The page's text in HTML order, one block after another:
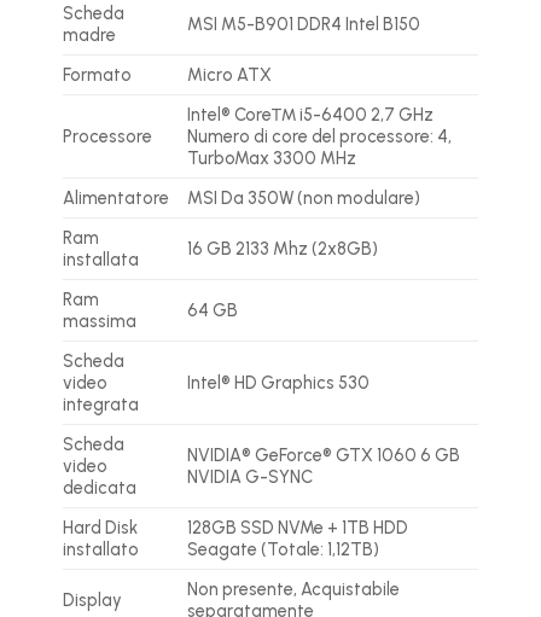
Scheda
madre
MSI M5-B901 DDR4 Intel B150
Formato Micro ATX
Processore
Intel® Core™ i5-6400 2,7 GHz
Numero di core del processore: 4,
TurboMax 3300 MHz
Alimentatore
MSI Da 350W (non modulare)
Ram
installata
16 GB 2133 Mhz (2x8GB)
Ram
massima
64 GB
Scheda
video
integrata
Intel® HD Graphics 530
Scheda
video
dedicata
NVIDIA® GeForce® GTX 1060 6 GB
NVIDIA G-SYNC
Hard Disk
installato
128GB SSD NVMe + 1TB HDD
Seagate (Totale: 1,12TB)
Display
Non presente, Acquistabile
separatamente